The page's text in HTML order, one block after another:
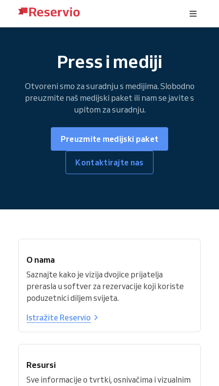
Press i mediji
Otvoreni smo za suradnju s medijima. Slobodno
preuzmite naš medijski paket ili nam se javite s
upitom za suradnju.
Preuzmite medijski paket
Kontaktirajte nas
O nama
Saznajte kako je vizija dvojice prijatelja
prerasla u softver za rezervacije koji koriste
poduzetnici diljem svijeta.
Istražite Reservio
Resursi
Sve informacije o tvrtki, osnivačima i vizualnim